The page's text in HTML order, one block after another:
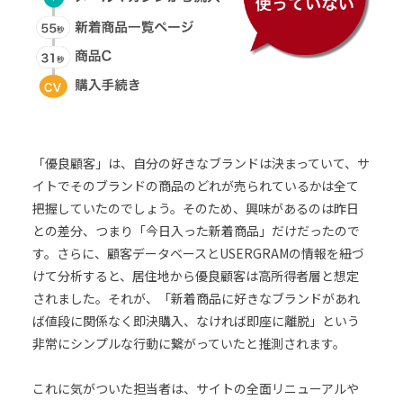
「優良顧客」は、自分の好きなブランドは決まっていて、サ
イトでそのブランドの商品のどれが売られているかは全て
把握していたのでしょう。そのため、興味があるのは昨日
との差分、つまり「今日入った新着商品」だけだったので
す。さらに、顧客データベースとUSERGRAMの情報を紐づ
けて分析すると、居住地から優良顧客は高所得者層と想定
されました。それが、「新着商品に好きなブランドがあれ
ば値段に関係なく即決購入、なければ即座に離脱」という
非常にシンプルな行動に繋がっていたと推測されます。
これに気がついた担当者は、サイトの全面リニューアルや